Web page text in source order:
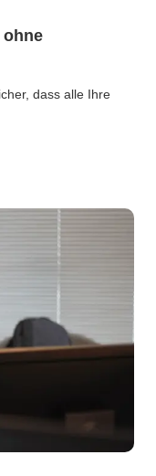
dass alle Ihre